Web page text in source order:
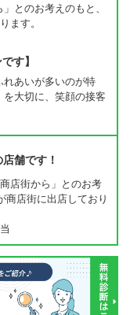
とのお考えのもと、
ます。
す】
れあいが多いのが特
大切に、笑顔の接客
舗です！
店街から」とのお考
商店街に出店しており